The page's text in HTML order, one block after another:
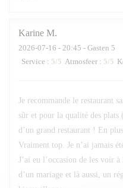
Karine M
2026-07-16 - 20:45 - Gasten 5
Service : 5/5 Atmosfeer : 5/5
Je recommande le restaurant
sûr et pour la qualité des
d’un grand restaurant ! En
Vraiment top. Je n’ai jamais
J’ai eu l’occasion de les voir
d’un mariage et là aussi, un